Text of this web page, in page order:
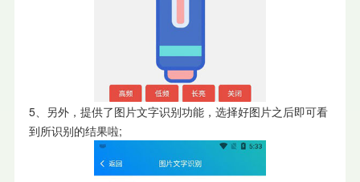
5、另外，提供了图片文字识别功能，选择好图片之后即可看
到所识别的结果啦;